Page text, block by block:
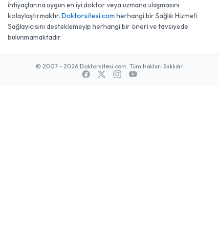
ihtiyaçlarına uygun en iyi doktor veya uzmana ulaşmasını
kolaylaştırmaktır. Doktorsitesi.com herhangi bir Sağlık Hizmeti
Sağlayıcısını desteklemeyip herhangi bir öneri ve tavsiyede
bulunmamaktadır.
© 2007 - 2026 Doktorsitesi.com. Tüm Hakları Saklıdır.